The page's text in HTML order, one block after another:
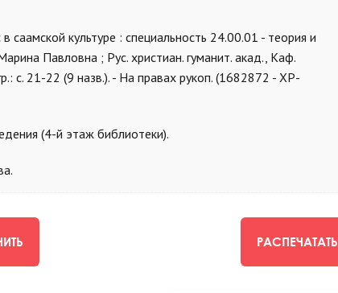
культуре : специальность 24.00.01 - теория и
Павловна ; Рус. христиан. гуманит. акад., Каф.
с. 21-22 (9 назв.). - На правах рукоп. (1682872 - ХР-
(4-й этаж библиотеки).
РАСПЕЧАТАТЬ